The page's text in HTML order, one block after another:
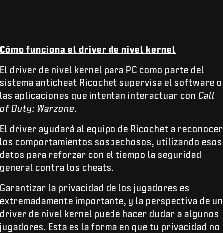
Cómo funciona el driver de nivel kernel
El driver de nivel kernel para PC como parte del
sistema anticheat Ricochet supervisa el software o
las aplicaciones que intentan interactuar con Call
of Duty: Warzone.
El driver ayudará al equipo de Ricochet a reconocer
los comportamientos sospechosos, utilizando esos
datos para reforzar con el tiempo la seguridad
general contra los cheats.
Garantizar la privacidad de los jugadores es
extremadamente importante, y la perspectiva de un
driver de nivel kernel puede hacer dudar a algunos
jugadores. Esta es la forma en que tu privacidad no